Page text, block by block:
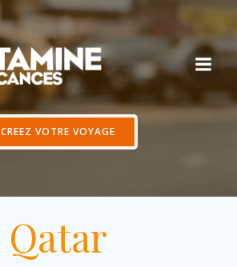
Aller
contenu
CREEZ VOTRE VOYAGE
Qatar